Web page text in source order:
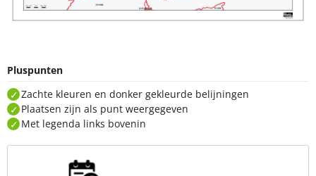
Pluspunten
Zachte kleuren en donker gekleurde belijningen
Plaatsen zijn als punt weergegeven
Met legenda links bovenin